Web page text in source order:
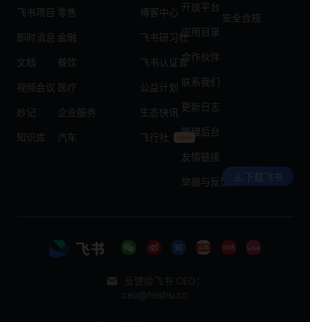
飞书项目
即时消息
文档
视频会议
妙记
知识库
零售
金融
餐饮
医疗
企业服务
汽车
博客中心
飞书研习社
飞书认证官
公益计划
生态快讯
飞行社
开放平台
应用目录
合作伙伴
联系我们
更新日志
管理后台
友情链接
举报与反馈
安全合规
下载飞书
反馈给飞书 CEO：
ceo@feishu.cn